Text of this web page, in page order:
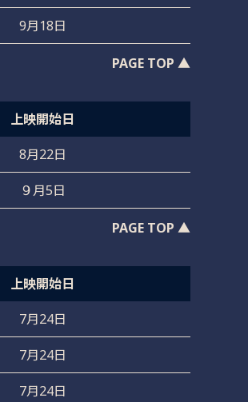
9月18日
PAGE TOP ▲
上映開始日
8月22日
９月5日
PAGE TOP ▲
上映開始日
7月24日
7月24日
7月24日